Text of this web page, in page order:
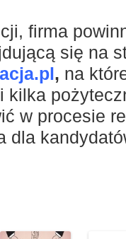
firma
się na
, na
kilka
w procesie
dla